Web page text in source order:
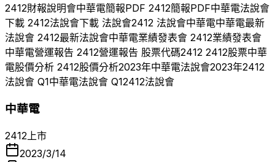
2412財報說明會中華電簡報PDF 2412簡報PDF中華電法說會
下載 2412法說會下載 法說會2412 法說會中華電中華電最新
法說會 2412最新法說會中華電業績發表會 2412業績發表會
中華電營運報告 2412營運報告 股票代碼2412 2412股票中華
電股價分析 2412股價分析2023年中華電法說會2023年2412
法說會 Q1中華電法說會 Q12412法說會
中華電
2412 上市
2023/3/14